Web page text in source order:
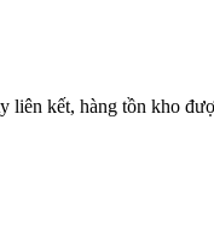
kết, hàng tồn kho